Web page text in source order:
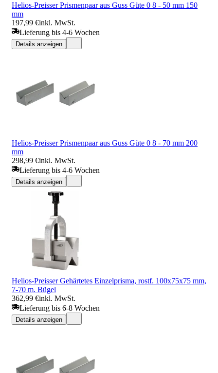
Helios-Preisser Prismenpaar aus Guss Güte 0 8 - 50 mm 150
mm
197,99 €inkl. MwSt.
Lieferung bis 4-6 Wochen
Details anzeigen
Helios-Preisser Prismenpaar aus Guss Güte 0 8 - 70 mm 200
mm
298,99 €inkl. MwSt.
Lieferung bis 4-6 Wochen
Details anzeigen
Helios-Preisser Gehärtetes Einzelprisma, rostf. 100x75x75 mm,
7-70 m. Bügel
362,99 €inkl. MwSt.
Lieferung bis 6-8 Wochen
Details anzeigen